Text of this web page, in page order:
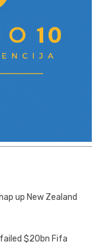
up New Zealand
$20bn Fifa